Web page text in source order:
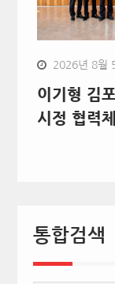
2026년 8월
이기형 김
시정 협력
통합검색